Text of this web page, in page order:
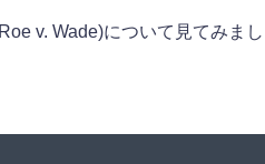
v. Wade)について見てみまし